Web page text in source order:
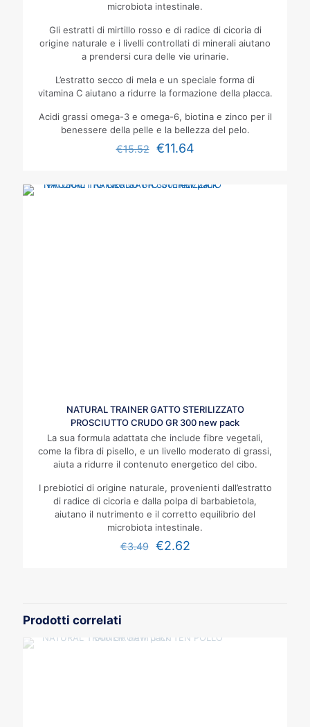
microbiota intestinale.
Gli estratti di mirtillo rosso e di radice di cicoria di
origine naturale e i livelli controllati di minerali aiutano
a prendersi cura delle vie urinarie.
L’estratto secco di mela e un speciale forma di
vitamina C aiutano a ridurre la formazione della placca.
Acidi grassi omega-3 e omega-6, biotina e zinco per il
benessere della pelle e la bellezza del pelo.
€15.52 €11.64
NATURAL TRAINER GATTO STERILIZZATO
PROSCIUTTO CRUDO GR 300 new pack
La sua formula adattata che include fibre vegetali,
come la fibra di pisello, e un livello moderato di grassi,
aiuta a ridurre il contenuto energetico del cibo.
I prebiotici di origine naturale, provenienti dall’estratto
di radice di cicoria e dalla polpa di barbabietola,
aiutano il nutrimento e il corretto equilibrio del
microbiota intestinale.
€3.49 €2.62
Prodotti correlati